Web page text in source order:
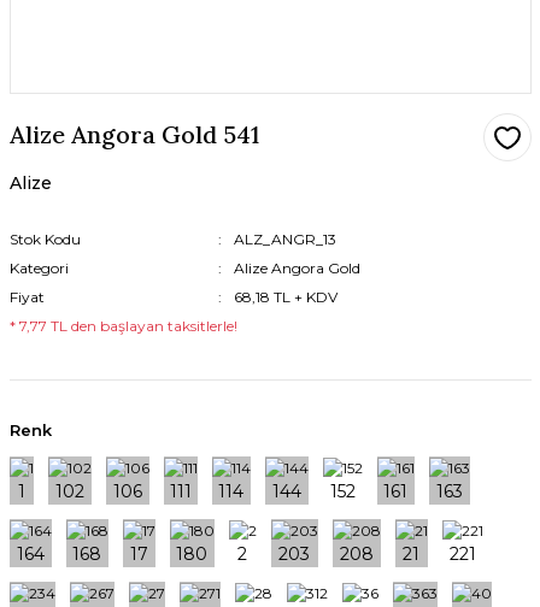
Alize Angora Gold 541
Alize
Stok Kodu
ALZ_ANGR_13
Kategori
Alize Angora Gold
Fiyat
68,18 TL + KDV
* 7,77 TL den başlayan taksitlerle!
Renk